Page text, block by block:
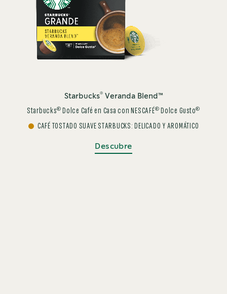
Starbucks®Veranda Blend™
Starbucks® Dolce Café en Casa con NESCAFÉ® Dolce Gusto®
CAFÉ TOSTADO SUAVE STARBUCKS: DELICADO Y AROMÁTICO
Descubre